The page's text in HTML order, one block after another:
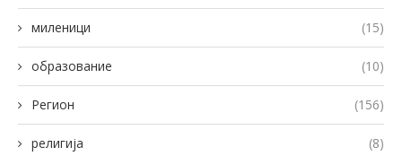
миленици (15)
образование (10)
Регион (156)
религија (8)